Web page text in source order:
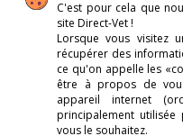
. .
Copyright 2012-2026.
C'est pour cela que
site Direct-Vet !
Lorsque vous visitez
récupérer des
ce qu'on appelle les
être à propos de
appareil internet
principalement
vous le souhaitez.